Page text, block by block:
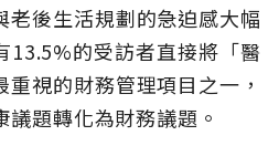
老後生活規劃的急迫感大幅
13.5%的受訪者直接將「醫
視的財務管理項目之一，
題轉化為財務議題。